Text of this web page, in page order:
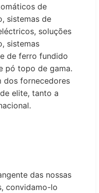
de
sistemas de
soluções
sistemas
de ferro fundido
pó topo de gama.
dos fornecedores
elite, tanto a
das nossas
convidamo-lo